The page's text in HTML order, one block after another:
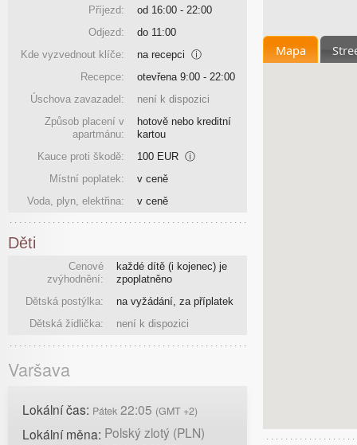
Mapa
Příjezd:
od 16:00 - 22:00
Odjezd:
do 11:00
Kde vyzvednout klíče:
na recepci ⓘ
Recepce:
otevřena 9:00 - 22:00
Úschova zavazadel:
není k dispozici
Způsob placení v
apartmánu:
hotově nebo kreditní
kartou
Kauce proti škodě:
100 EUR ⓘ
Místní poplatek:
v ceně
Voda, plyn, elektřina:
v ceně
Děti
Cenové
zvýhodnění:
každé dítě (i kojenec) je
zpoplatněno
Dětská postýlka:
na vyžádání, za příplatek
Dětská židlička:
není k dispozici
Varšava
Lokální čas: Pátek 22:05 (GMT +2)
Lokální měna: Polský zlotý (PLN)